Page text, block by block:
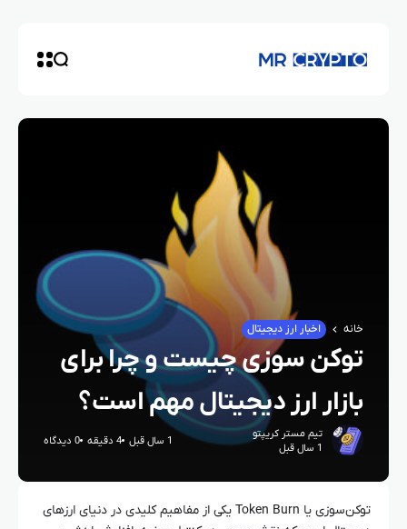
خانه اخبار ارز دیجیتال
توکن‌ سوزی چیست و چرا برای
بازار ارز دیجیتال مهم است؟
تیم مستر کریپتو
1 سال قبل
1 سال قبل 4 دقیقه 0 دیدگاه
توکن‌سوزی یا Token Burn یکی از مفاهیم کلیدی در دنیای ارزهای